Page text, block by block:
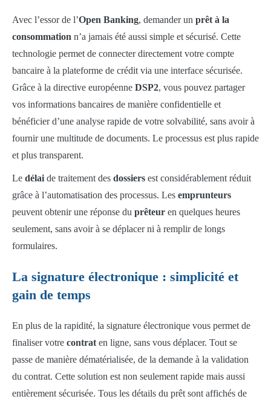
Avec l’essor de l’Open Banking, demander un prêt à la
consommation n’a jamais été aussi simple et sécurisé. Cette
technologie permet de connecter directement votre compte
bancaire à la plateforme de crédit via une interface sécurisée.
Grâce à la directive européenne DSP2, vous pouvez partager
vos informations bancaires de manière confidentielle et
bénéficier d’une analyse rapide de votre solvabilité, sans avoir à
fournir une multitude de documents. Le processus est plus rapide
et plus transparent.
Le délaide traitement des dossiers est considérablement réduit
grâce à l’automatisation des processus. Les emprunteurs
peuvent obtenir une réponse du prêteur en quelques heures
seulement, sans avoir à se déplacer ni à remplir de longs
formulaires.
La signature électronique : simplicité et
gain de temps
En plus de la rapidité, la signature électronique vous permet de
finaliser votre contraten ligne, sans vous déplacer. Tout se
passe de manière dématérialisée, de la demande à la validation
du contrat. Cette solution est non seulement rapide mais aussi
entièrement sécurisée. Tous les détails du prêt sont affichés de